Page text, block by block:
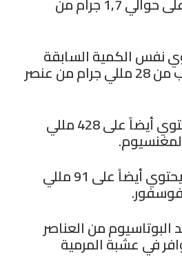
نفس الكمية السابقة
أيضاً على ما يقرب من 28 مللي جرام من عنصر
المغنسيوم: وتحتوي أيضاً على 428 مللي
الفوسفور: كما يحتوي أيضاً على 91 مللي
البوتاسيوم من العناصر
في عشبة المرمية